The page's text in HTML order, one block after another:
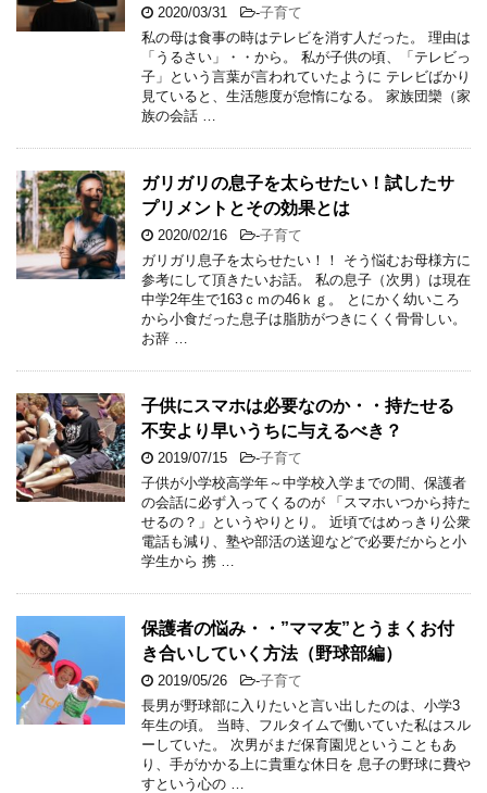
2020/03/31 -子育て
私の母は食事の時はテレビを消す人だった。 理由は
「うるさい」・・から。 私が子供の頃、「テレビっ
子」という言葉が言われていたように テレビばかり
見ていると、生活態度が怠惰になる。 家族団欒（家
族の会話 …
ガリガリの息子を太らせたい！試したサ
プリメントとその効果とは
2020/02/16 -子育て
ガリガリ息子を太らせたい！！ そう悩むお母様方に
参考にして頂きたいお話。 私の息子（次男）は現在
中学2年生で163ｃｍの46ｋｇ。 とにかく幼いころ
から小食だった息子は脂肪がつきにくく骨骨しい。
お辞 …
子供にスマホは必要なのか・・持たせる
不安より早いうちに与えるべき？
2019/07/15 -子育て
子供が小学校高学年～中学校入学までの間、保護者
の会話に必ず入ってくるのが 「スマホいつから持た
せるの？」というやりとり。 近頃ではめっきり公衆
電話も減り、塾や部活の送迎などで必要だからと小
学生から 携 …
保護者の悩み・・”ママ友”とうまくお付
き合いしていく方法（野球部編）
2019/05/26 -子育て
長男が野球部に入りたいと言い出したのは、小学3
年生の頃。 当時、フルタイムで働いていた私はスル
ーしていた。 次男がまだ保育園児ということもあ
り、手がかかる上に貴重な休日を 息子の野球に費や
すという心の …